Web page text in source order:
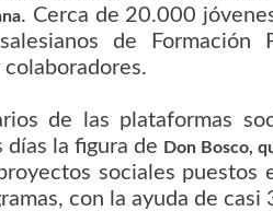
. Cerca de 20.000
de
de las plataformas
días la figura de Don Bosco,
sociales puestos
con la ayuda de casi